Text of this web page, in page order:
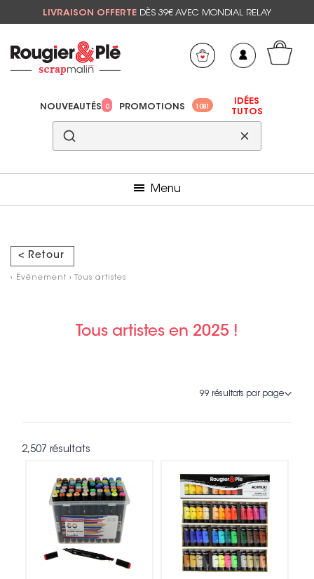
LIVRAISON OFFERTE DÈS 39€ AVEC MONDIAL RELAY
NOUVEAUTÉS 0 PROMOTIONS 1081
IDÉES
TUTOS
Menu
< Retour
› Événement › Tous artistes
Tous artistes en 2025 !
2,507 résultats